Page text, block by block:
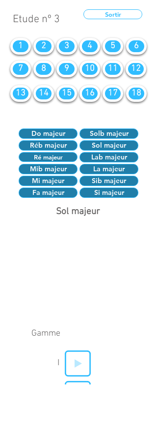
Etude nº 3 Sortir
1 2 3 4 5 6
7 8 9 10 11 12
13 14 15 16 17 18
Do majeur
Solb majeur
Réb majeur
Sol majeur
Ré majeur
Lab majeur
Mib majeur
La majeur
Mi majeur
Sib majeur
Fa majeur
Si majeur
Sol majeur
Gamme
I